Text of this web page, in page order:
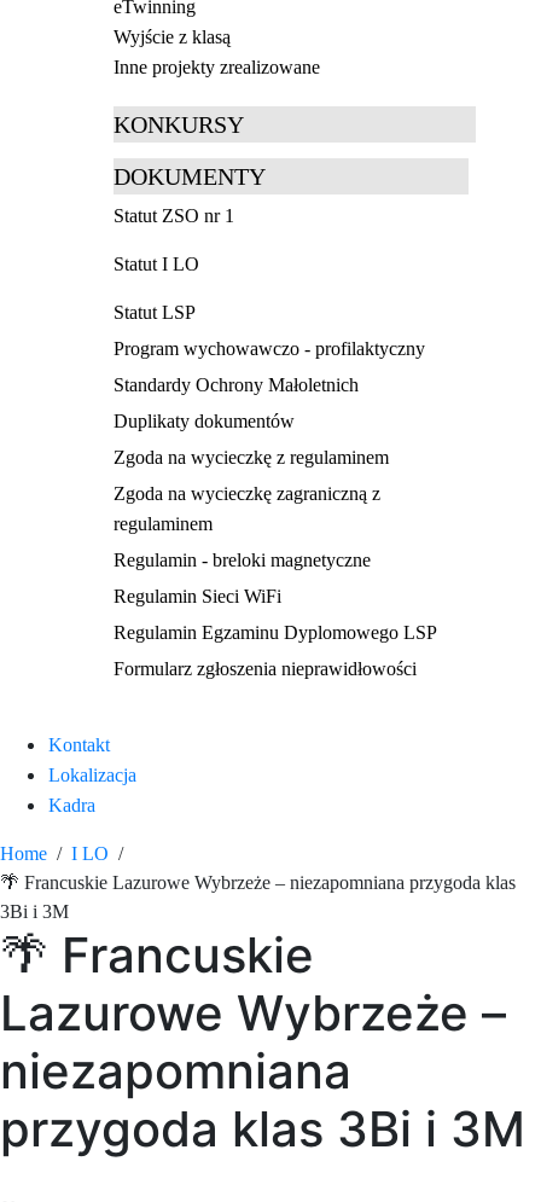
eTwinning
Wyjście z klasą
Inne projekty zrealizowane
KONKURSY
DOKUMENTY
Statut ZSO nr 1
Statut I LO
Statut LSP
Program wychowawczo - profilaktyczny
Standardy Ochrony Małoletnich
Duplikaty dokumentów
Zgoda na wycieczkę z regulaminem
Zgoda na wycieczkę zagraniczną z
regulaminem
Regulamin - breloki magnetyczne
Regulamin Sieci WiFi
Regulamin Egzaminu Dyplomowego LSP
Formularz zgłoszenia nieprawidłowości
Kontakt
Lokalizacja
Kadra
Home
I LO
🌴 Francuskie Lazurowe Wybrzeże – niezapomniana przygoda klas
3Bi i 3M
🌴 Francuskie
Lazurowe Wybrzeże –
niezapomniana
przygoda klas 3Bi i 3M